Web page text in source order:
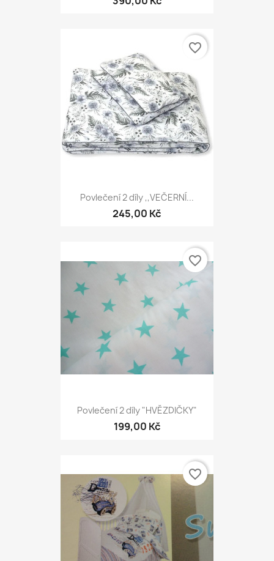
Povlečení 2 díly ,,VEČERNÍ...
245,00 Kč
favorite_border
Povlečení 2 díly "HVĚZDIČKY"
199,00 Kč
favorite_border
favorite_border